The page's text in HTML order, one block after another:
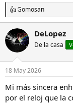
R
e
a
c
c
i
o
n
e
s
Gomosan
DeLopez
De la casa
18 May 2026
Mi más sincera
por el reloj que la